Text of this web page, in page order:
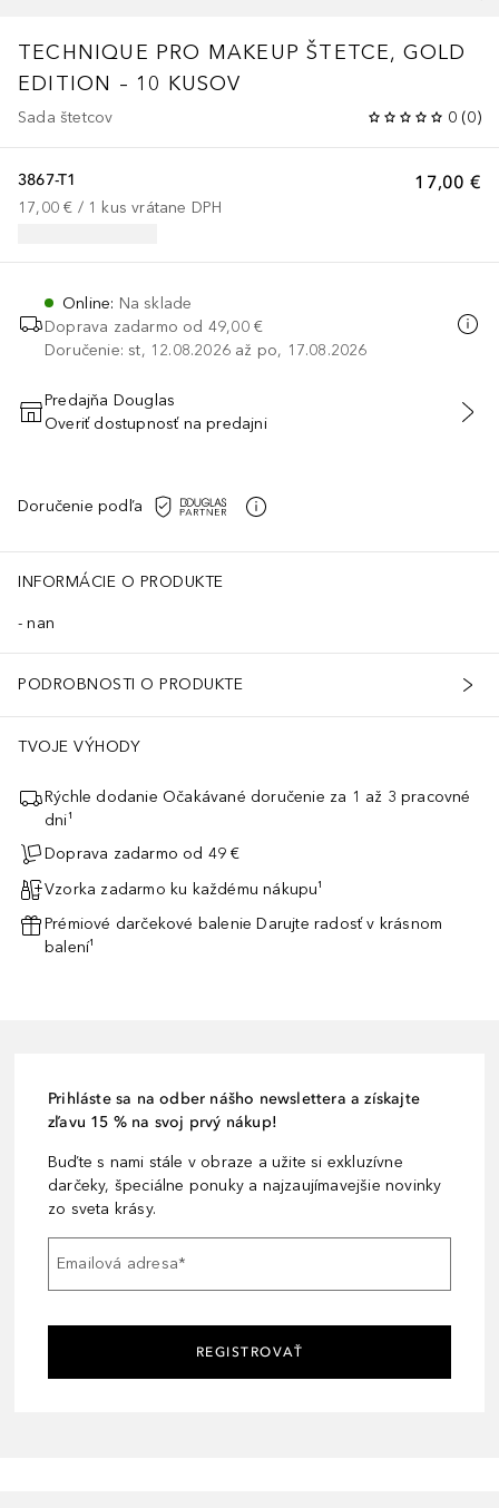
TECHNIQUE PRO MAKEUP ŠTETCE, GOLD
EDITION – 10 KUSOV
Sada štetcov 0 (0)
17,00 €
3867-T1
17,00 € / 1 kus vrátane DPH
Online: Na sklade
Doprava zadarmo od 49,00 €
Doručenie: st, 12.08.2026 až po, 17.08.2026
PRIDAŤ DO KOŠÍKA
Predajňa Douglas
Overiť dostupnosť na predajni
Doručenie podľa
INFORMÁCIE O PRODUKTE
nan
PODROBNOSTI O PRODUKTE
TVOJE VÝHODY
Rýchle dodanie Očakávané doručenie za 1 až 3 pracovné
dni¹
Doprava zadarmo od 49 €
Vzorka zadarmo ku každému nákupu¹
Prémiové darčekové balenie Darujte radosť v krásnom
balení¹
Prihláste sa na odber nášho newslettera a získajte
zľavu 15 % na svoj prvý nákup!
Buďte s nami stále v obraze a užite si exkluzívne
darčeky, špeciálne ponuky a najzaujímavejšie novinky
zo sveta krásy.
Emailová adresa*
REGISTROVAŤ